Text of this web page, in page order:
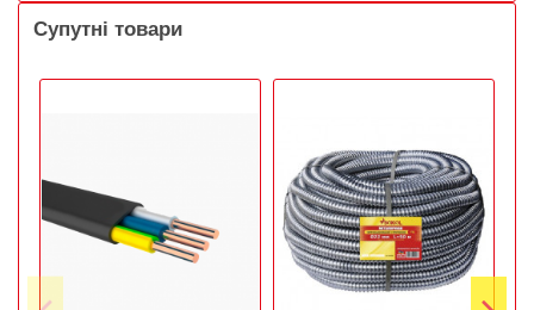
Супутні товари